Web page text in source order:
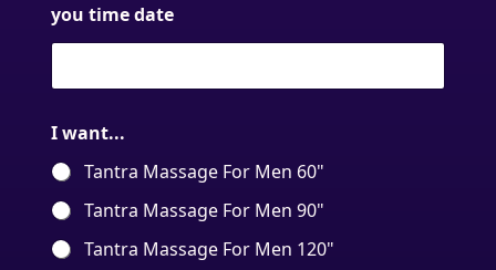
you time date
I want...
Tantra Massage For Men 60"
Tantra Massage For Men 90"
Tantra Massage For Men 120"